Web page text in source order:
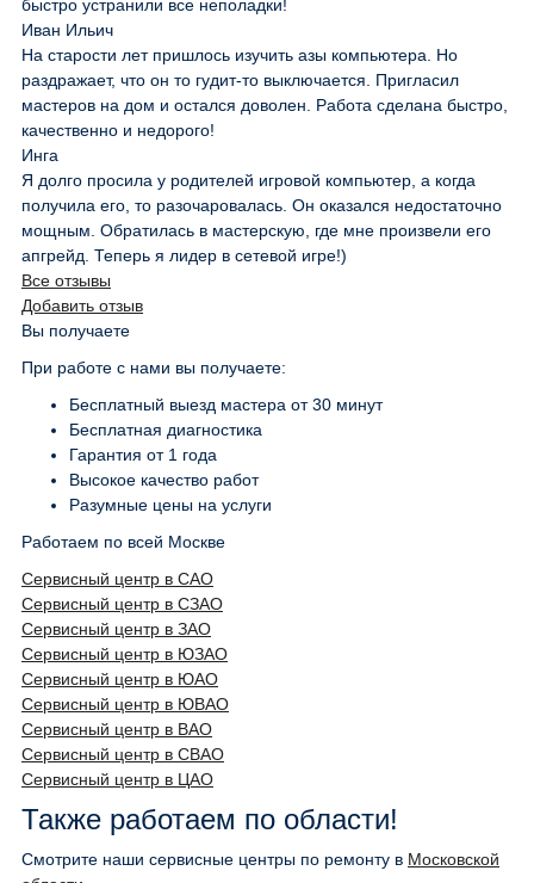
быстро устранили все неполадки!
Иван Ильич
На старости лет пришлось изучить азы компьютера. Но
раздражает, что он то гудит-то выключается. Пригласил
мастеров на дом и остался доволен. Работа сделана быстро,
качественно и недорого!
Инга
Я долго просила у родителей игровой компьютер, а когда
получила его, то разочаровалась. Он оказался недостаточно
мощным. Обратилась в мастерскую, где мне произвели его
апгрейд. Теперь я лидер в сетевой игре!)
Все отзывы
Добавить отзыв
Вы получаете
При работе с нами вы получаете:
Бесплатный выезд мастера от 30 минут
Бесплатная диагностика
Гарантия от 1 года
Высокое качество работ
Разумные цены на услуги
Работаем по всей Москве
Сервисный центр в САО
Сервисный центр в СЗАО
Сервисный центр в ЗАО
Сервисный центр в ЮЗАО
Сервисный центр в ЮАО
Сервисный центр в ЮВАО
Сервисный центр в ВАО
Сервисный центр в СВАО
Сервисный центр в ЦАО
Также работаем по области!
Смотрите наши сервисные центры по ремонту в Московской